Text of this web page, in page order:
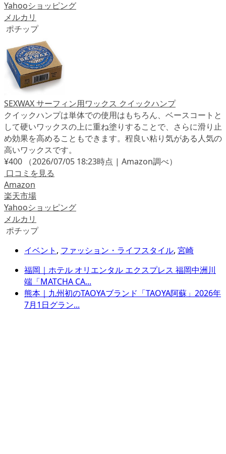
Yahooショッピング
メルカリ
ポチップ
SEXWAX サーフィン用ワックス クイックハンプ
クイックハンプは単体での使用はもちろん、ベースコートと
して硬いワックスの上に重ね塗りすることで、さらに滑り止
め効果を高めることもできます。程良い粘り気がある人気の
高いワックスです。
¥400
（2026/07/05 18:23時点 | Amazon調べ）
口コミを見る
Amazon
楽天市場
Yahooショッピング
メルカリ
ポチップ
イベント , ファッション・ライフスタイル, 宮崎
福岡｜ホテル オリエンタル エクスプレス 福岡中洲川
端「MATCHA CA...
熊本｜九州初のTAOYAブランド「TAOYA阿蘇」2026年
7月1日グラン...